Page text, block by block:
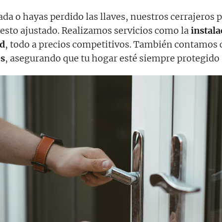
o hayas perdido las llaves, nuestros
ajustado. Realizamos servicios como la
, todo a precios competitivos. También contamos
, asegurando que tu hogar esté siempre